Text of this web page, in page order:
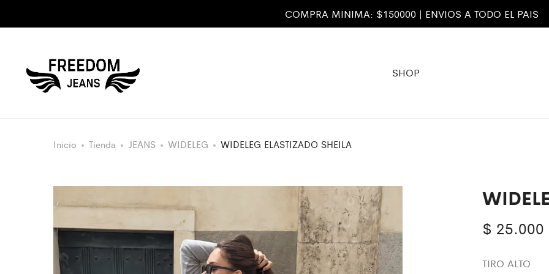
COMPRA MINIMA: $150000 | ENVIOS A TODO EL PAIS
SHOP
Inicio Tienda JEANS WIDELEG WIDELEG ELASTIZADO SHEILA
$ 25.000
TIRO ALTO